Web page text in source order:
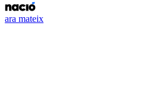
ara mateix